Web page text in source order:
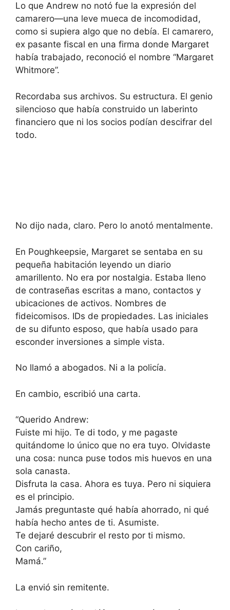
Lo que Andrew no notó fue la expresión del
camarero—una leve mueca de incomodidad,
como si supiera algo que no debía. El camarero,
ex pasante fiscal en una firma donde Margaret
había trabajado, reconoció el nombre “Margaret
Whitmore”.
Recordaba sus archivos. Su estructura. El genio
silencioso que había construido un laberinto
financiero que ni los socios podían descifrar del
todo.
No dijo nada, claro. Pero lo anotó mentalmente.
En Poughkeepsie, Margaret se sentaba en su
pequeña habitación leyendo un diario
amarillento. No era por nostalgia. Estaba lleno
de contraseñas escritas a mano, contactos y
ubicaciones de activos. Nombres de
fideicomisos. IDs de propiedades. Las iniciales
de su difunto esposo, que había usado para
esconder inversiones a simple vista.
No llamó a abogados. Ni a la policía.
En cambio, escribió una carta.
“Querido Andrew:
Fuiste mi hijo. Te di todo, y me pagaste
quitándome lo único que no era tuyo. Olvidaste
una cosa: nunca puse todos mis huevos en una
sola canasta.
Disfruta la casa. Ahora es tuya. Pero ni siquiera
es el principio.
Jamás preguntaste qué había ahorrado, ni qué
había hecho antes de ti. Asumiste.
Te dejaré descubrir el resto por ti mismo.
Con cariño,
Mamá.”
La envió sin remitente.